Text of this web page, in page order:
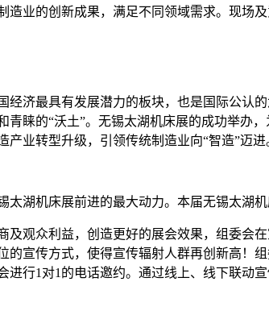
造业的创新成果，满足不同领域需求。现场及
经济最具有发展潜力的板块，也是国际公认
青睐的“沃土”。无锡太湖机床展的成功举办
产业转型升级，引领传统制造业向“智造”迈进
太湖机床展前进的最大动力。本届无锡太湖
及观众利益，创造更好的展会效果，组委会
的宣传方式，使得宣传辐射人群再创新高！
进行1对1的电话邀约。通过线上、线下联动